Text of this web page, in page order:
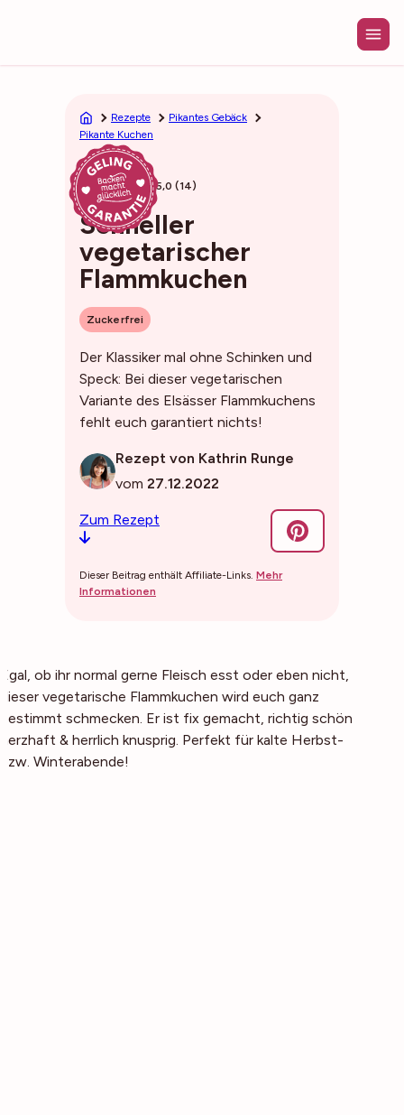
Rezepte
Pikantes Gebäck
Pikante Kuchen
30min 5,0 (14)
Schneller
vegetarischer
Flammkuchen
Zuckerfrei
Der Klassiker mal ohne Schinken und
Speck: Bei dieser vegetarischen
Variante des Elsässer Flammkuchens
fehlt euch garantiert nichts!
Rezept von Kathrin Runge
vom 27.12.2022
Zum Rezept
Dieser Beitrag enthält Affiliate-Links. Mehr
Informationen
Egal, ob ihr normal gerne Fleisch esst oder eben nicht,
dieser vegetarische Flammkuchen wird euch ganz
bestimmt schmecken. Er ist fix gemacht, richtig schön
herzhaft & herrlich knusprig. Perfekt für kalte Herbst-
bzw. Winterabende!